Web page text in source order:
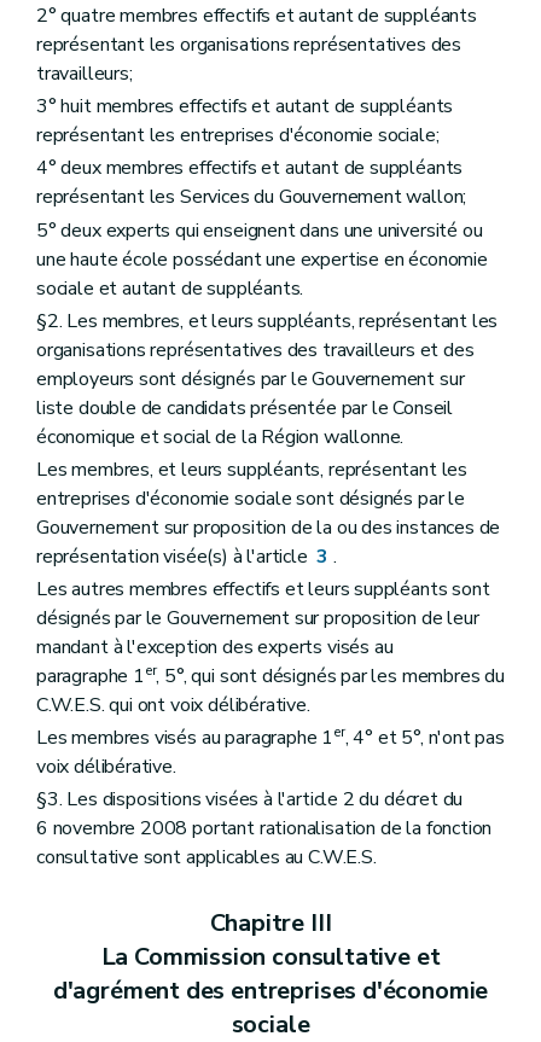
2° quatre membres effectifs et autant de suppléants
représentant les organisations représentatives des
travailleurs;
3° huit membres effectifs et autant de suppléants
représentant les entreprises d'économie sociale;
4° deux membres effectifs et autant de suppléants
représentant les Services du Gouvernement wallon;
5° deux experts qui enseignent dans une université ou
une haute école possédant une expertise en économie
sociale et autant de suppléants.
§2. Les membres, et leurs suppléants, représentant les
organisations représentatives des travailleurs et des
employeurs sont désignés par le Gouvernement sur
liste double de candidats présentée par le Conseil
économique et social de la Région wallonne.
Les membres, et leurs suppléants, représentant les
entreprises d'économie sociale sont désignés par le
Gouvernement sur proposition de la ou des instances de
représentation visée(s) à l'article3 .
Les autres membres effectifs et leurs suppléants sont
désignés par le Gouvernement sur proposition de leur
mandant à l'exception des experts visés au
paragraphe 1er, 5°, qui sont désignés par les membres du
C.W.E.S. qui ont voix délibérative.
Les membres visés au paragraphe 1er, 4° et 5°, n'ont pas
voix délibérative.
§3. Les dispositions visées à l'article 2 du décret du
6 novembre 2008 portant rationalisation de la fonction
consultative sont applicables au C.W.E.S.
Chapitre III
La Commission consultative et
d'agrément des entreprises d'économie
sociale